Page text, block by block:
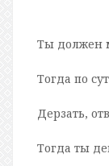
Ты должен
Тогда по
Дерзать,
Тогда ты